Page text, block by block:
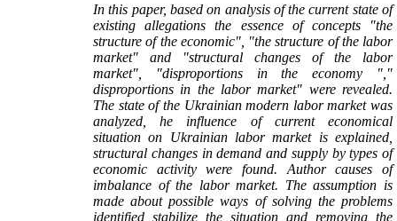
In this paper, based on analysis of the current state of
existing allegations the essence of concepts "the
structure of the economic", "the structure of the labor
market" and "structural changes of the labor
market", "disproportions in the economy ","
disproportions in the labor market" were revealed.
The state of the Ukrainian modern labor market was
analyzed,he influence of current economical
situation on Ukrainian labor market is explained,
structural changes in demand and supply by types of
economic activity were found. Authorcauses of
imbalance of the labor market. The assumption is
made about possible ways of solving the problems
identified stabilize the situation and removing the